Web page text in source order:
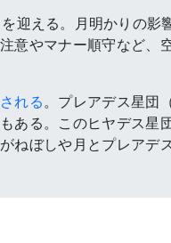
迎える。月明かりの影
意やマナー順守など、
れる。プレアデス星団
ある。このヒヤデス星
ねぼしや月とプレアデ